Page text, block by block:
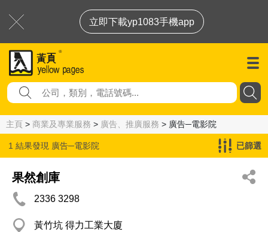
立即下載yp1083手機app
主頁 > 商業及專業服務 > 廣告、推廣服務 > 廣告─電影院
1 結果發現 廣告─電影院 已篩選
果然創庫
2336 3298
黃竹坑 得力工業大廈